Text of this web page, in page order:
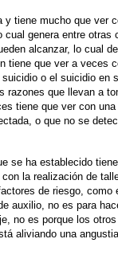
y tiene mucho que ver
genera entre otras
alcanzar, lo cual
tiene que ver a veces
o el suicidio en
razones que llevan a
tiene que ver con
o que no se
se ha establecido
la realización de
de riesgo, como
auxilio, no es para
no es porque los
aliviando una angustia